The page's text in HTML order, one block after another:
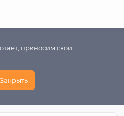
приносим свои
Закрыть